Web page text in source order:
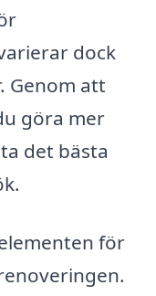
dock
Genom att
göra mer
det bästa
för